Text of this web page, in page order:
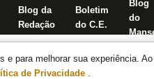
e para melhorar sua experiência.
de Privacidade .
Blog da
Redação
Boletim
do C.E.
Blog
do